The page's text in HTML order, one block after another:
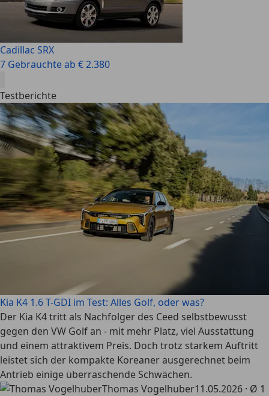
Cadillac SRX
7 Gebrauchte ab € 2.380
Testberichte
Kia K4 1.6 T-GDI im Test: Alles Golf, oder was?
Der Kia K4 tritt als Nachfolger des Ceed selbstbewusst
gegen den VW Golf an - mit mehr Platz, viel Ausstattung
und einem attraktivem Preis. Doch trotz starkem Auftritt
leistet sich der kompakte Koreaner ausgerechnet beim
Antrieb einige überraschende Schwächen.
Thomas Vogelhuber11.05.2026 · Ø 1